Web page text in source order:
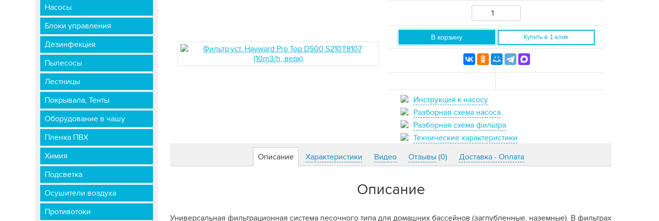
Насосы
Блоки управления
Дезинфекция
Пылесосы
Лестницы
Покрывала, Тенты
Оборудование в чашу
Пленка ПВХ
Химия
Подсветка
Осушители воздуха
Противотоки
В корзину Купитьв 1 клик
Инструкция к насосу
Разборная схема насоса
Разборная схема фильтра
Технические характеристики
Описание
Характеристики Видео Отзывы(0) Доставка - Оплата
Описание
Универсальная фильтрационная система песочного типа для домашних бассейнов (заглубленные, наземные). В фильтрах